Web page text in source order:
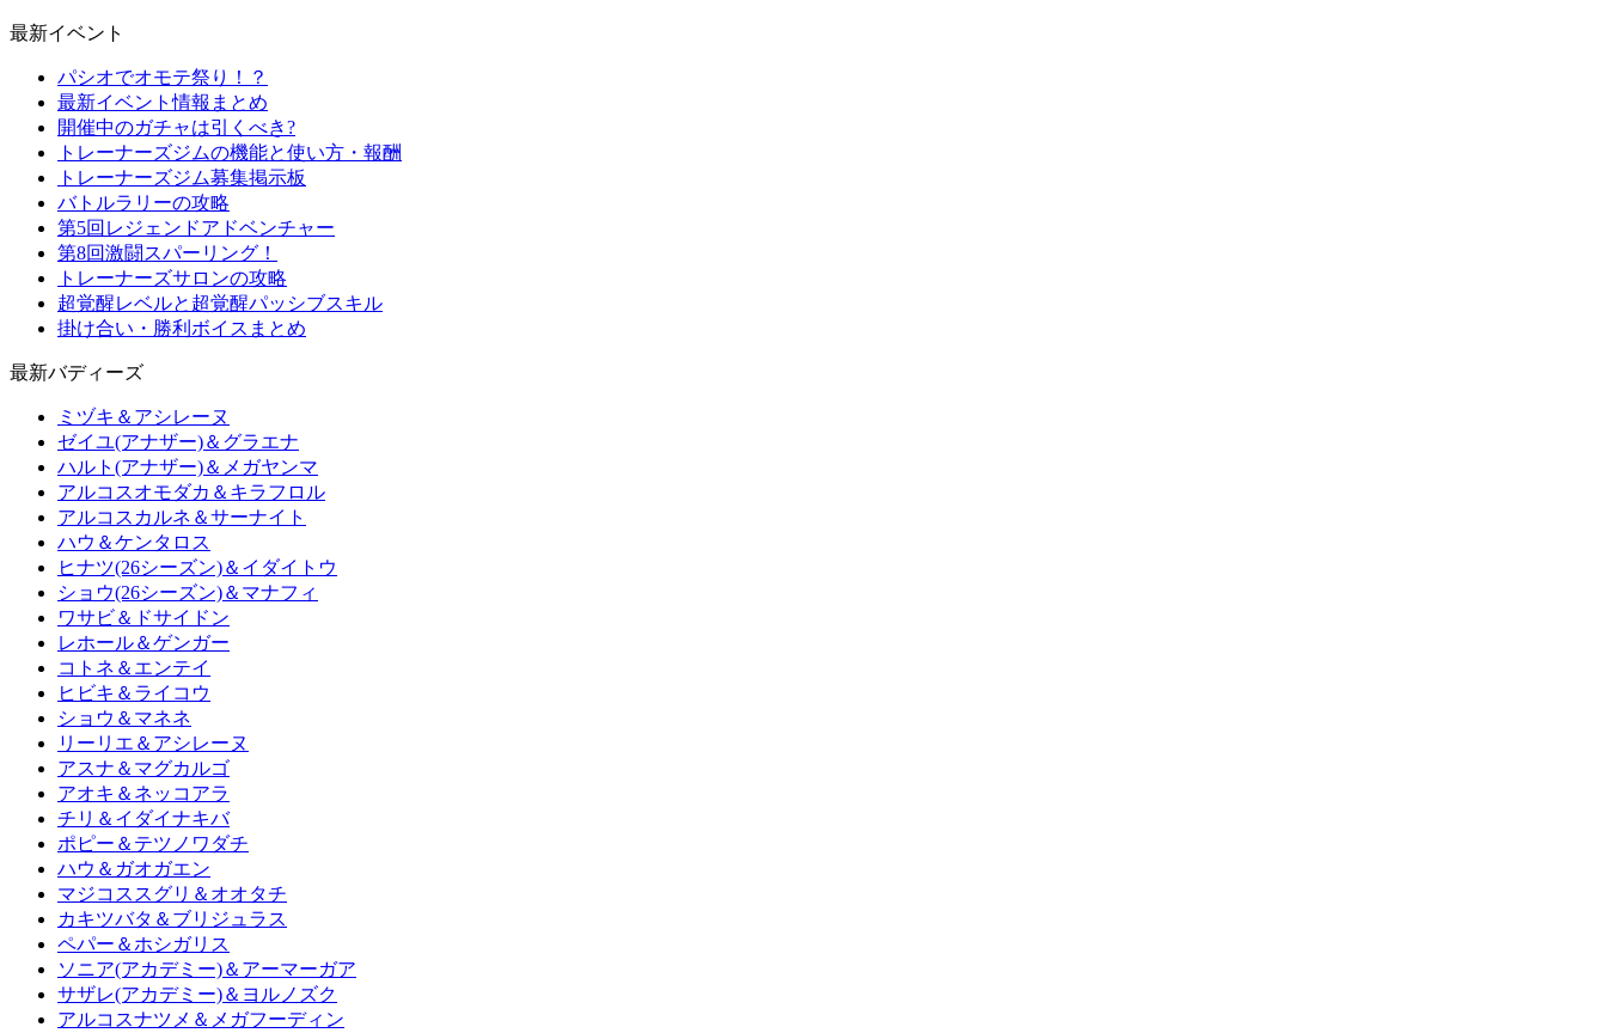
最新イベント
パシオでオモテ祭り！？
最新イベント情報まとめ
開催中のガチャは引くべき?
トレーナーズジムの機能と使い方・報酬
トレーナーズジム募集掲示板
バトルラリーの攻略
第5回レジェンドアドベンチャー
第8回激闘スパーリング！
トレーナーズサロンの攻略
超覚醒レベルと超覚醒パッシブスキル
掛け合い・勝利ボイスまとめ
最新バディーズ
ミヅキ＆アシレーヌ
ゼイユ(アナザー)＆グラエナ
ハルト(アナザー)＆メガヤンマ
アルコスオモダカ＆キラフロル
アルコスカルネ＆サーナイト
ハウ＆ケンタロス
ヒナツ(26シーズン)＆イダイトウ
ショウ(26シーズン)＆マナフィ
ワサビ＆ドサイドン
レホール＆ゲンガー
コトネ＆エンテイ
ヒビキ＆ライコウ
ショウ＆マネネ
リーリエ＆アシレーヌ
アスナ＆マグカルゴ
アオキ＆ネッコアラ
チリ＆イダイナキバ
ポピー＆テツノワダチ
ハウ＆ガオガエン
マジコススグリ＆オオタチ
カキツバタ＆ブリジュラス
ペパー＆ホシガリス
ソニア(アカデミー)＆アーマーガア
サザレ(アカデミー)＆ヨルノズク
アルコスナツメ＆メガフーディン